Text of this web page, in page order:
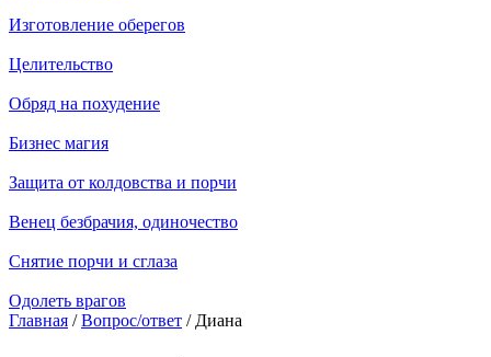
Изготовление оберегов
Целительство
Обряд на похудение
Бизнес магия
Защита от колдовства и порчи
Венец безбрачия, одиночество
Снятие порчи и сглаза
Одолеть врагов
Главная /Вопрос/ответ / Диана